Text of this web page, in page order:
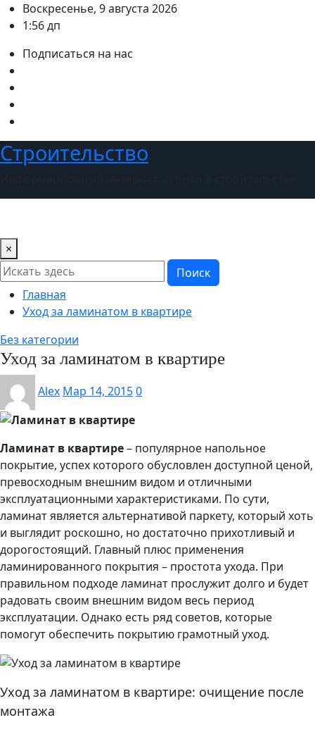
ПерейтиВоскресенье, 9 августа 2026
1:56 дп
Подписаться на нас
Строительство
×
Поиск
Главная
Уход за ламинатом в квартире
Без категории
Уход за ламинатом в квартире
Alex Мар 14, 20150
Ламинат в квартире– популярное напольное
покрытие, успех которого обусловлен доступной ценой,
превосходным внешним видом и отличными
эксплуатационными характеристиками. По сути,
ламинат является альтернативой паркету, который хоть
и выглядит роскошно, но достаточно прихотливый и
дорогостоящий. Главный плюс применения
ламинированного покрытия – простота ухода. При
правильном подходе ламинат прослужит долго и будет
радовать своим внешним видом весь период
эксплуатации. Однако есть ряд советов, которые
помогут обеспечить покрытию грамотный уход.
Уход за ламинатом в квартире: очищение после
монтажа